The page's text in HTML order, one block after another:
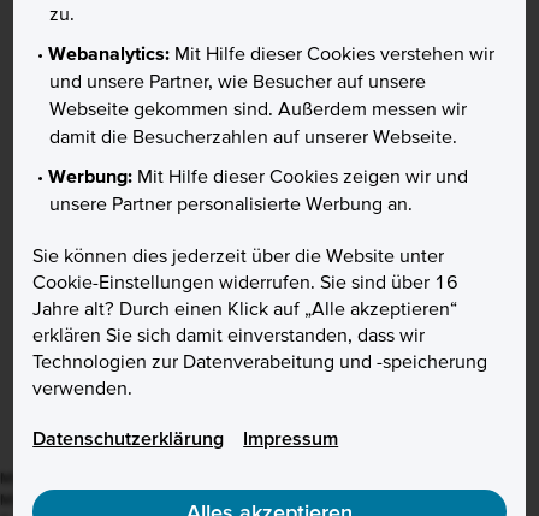
zu.
Webanalytics: Mit Hilfe dieser Cookies verstehen wir
und unsere Partner, wie Besucher auf unsere
Webseite gekommen sind. Außerdem messen wir
damit die Besucherzahlen auf unserer Webseite.
Werbung: Mit Hilfe dieser Cookies zeigen wir und
unsere Partner personalisierte Werbung an.
Sie können dies jederzeit über die Website unter
Cookie-Einstellungen widerrufen. Sie sind über 16
Jahre alt? Durch einen Klick auf „Alle akzeptieren“
erklären Sie sich damit einverstanden, dass wir
Technologien zur Datenverabeitung und -speicherung
verwenden.
Datenschutzerklärung Impressum
Vertrag widerrufen
Hilfe & Kontakt
Karte sperren
Chat offline
Kunde werden
Aktion
Preise & Zinsen
Über uns
Presse
B2B
❙gekennzeichnete Kurse sind Realtime-Indikationen.